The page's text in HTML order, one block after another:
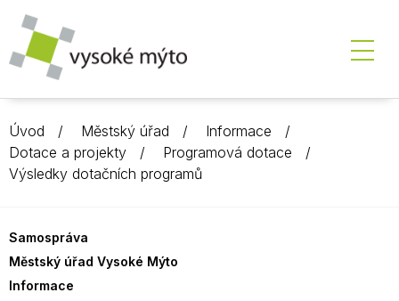
Úvod Městský úřad
Informace
Dotace a projekty
Programová dotace
Výsledky dotačních programů
Samospráva
Městský úřad Vysoké Mýto
Informace